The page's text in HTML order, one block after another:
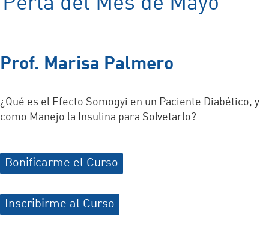
Prof. Marisa Palmero
¿Qué es el Efecto Somogyi en un Paciente Diabético, y
como Manejo la Insulina para Solvetarlo?
Bonificarme el Curso
Inscribirme al Curso